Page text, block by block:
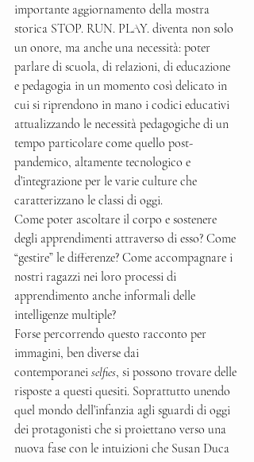
importante aggiornamento della mostra
storica STOP. RUN. PLAY. diventa non solo
un onore, ma anche una necessità: poter
parlare di scuola, di relazioni, di educazione
e pedagogia in un momento così delicato in
cui si riprendono in mano i codici educativi
attualizzando le necessità pedagogiche di un
tempo particolare come quello post-
pandemico, altamente tecnologico e
d’integrazione per le varie culture che
caratterizzano le classi di oggi.
Come poter ascoltare il corpo e sostenere
degli apprendimenti attraverso di esso? Come
“gestire” le differenze? Come accompagnare i
nostri ragazzi nei loro processi di
apprendimento anche informali delle
intelligenze multiple?
Forse percorrendo questo racconto per
immagini, ben diverse dai
contemporanei selfies, si possono trovare delle
risposte a questi quesiti. Soprattutto unendo
quel mondo dell’infanzia agli sguardi di oggi
dei protagonisti che si proiettano verso una
nuova fase con le intuizioni che Susan Duca